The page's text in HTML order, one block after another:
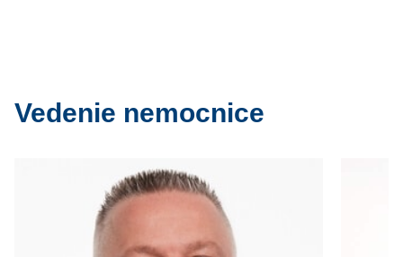
Vedenie nemocnice